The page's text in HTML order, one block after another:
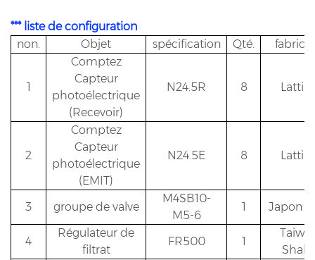
*** liste de configuration
non.
Objet spécification Qté.
1
Comptez
Capteur
photoélectrique
(Recevoir)
N24.5R 8
2
Comptez
Capteur
photoélectrique
(EMIT)
N24.5E 8
3 groupe de valve
M4SB10-
M5-6
1 Japon
4
Régulateur de
filtrat
FR500 1